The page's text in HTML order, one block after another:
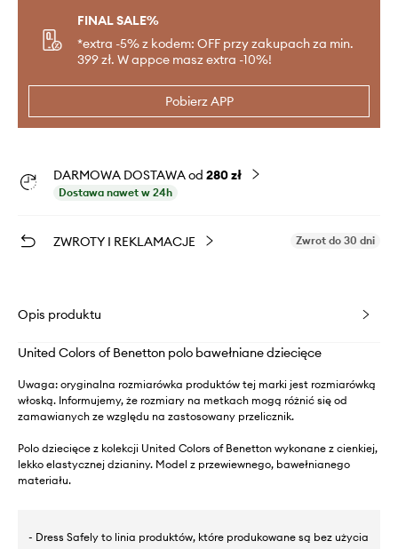
FINAL SALE%
*extra -5% z kodem: OFF przy zakupach za min.
399 zł. W appce masz extra -10%!
Pobierz APP
DARMOWA DOSTAWA od 280 zł
Dostawa nawet w 24h
ZWROTY I REKLAMACJE Zwrot do 30 dni
Opis produktu
United Colors of Benetton polo bawełniane dziecięce
Uwaga: oryginalna rozmiarówka produktów tej marki jest rozmiarówką
włoską. Informujemy, że rozmiary na metkach mogą różnić się od
zamawianych ze względu na zastosowany przelicznik.
Polo dziecięce z kolekcji United Colors of Benetton wykonane z cienkiej,
lekko elastycznej dzianiny. Model z przewiewnego, bawełnianego
materiału.
- Dress Safely to linia produktów, które produkowane są bez użycia